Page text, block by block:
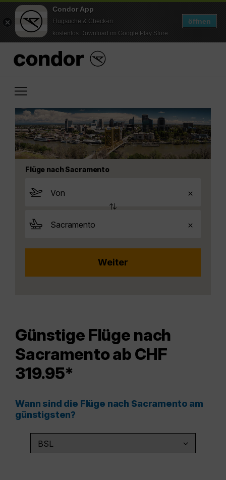
Condor App
Flugsuche & Check-in
kostenlos Download im Google Play Store
öffnen
Flüge nach Sacramento
Günstige Flüge nach
Sacramento ab CHF
319.95*
Wann sind die Flüge nach Sacramento am
günstigsten?